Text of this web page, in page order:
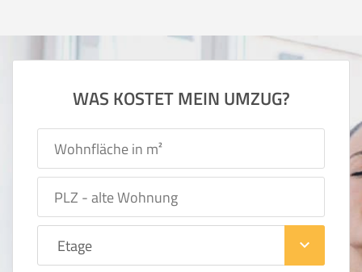
WAS KOSTET MEIN UMZUG?
keyboard_arrow_down